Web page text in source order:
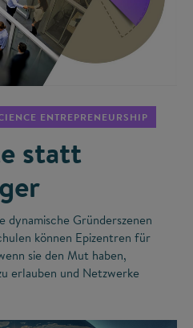
ENTREPRENEURSHIP
statt
dynamische Gründerszenen
können Epizentren für
sie den Mut haben,
erlauben und Netzwerke